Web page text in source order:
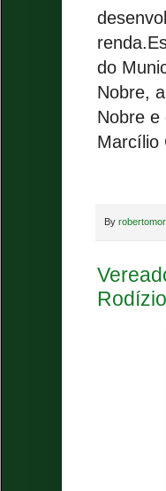
do
Nobre,
Nobre e
Marcílio
By